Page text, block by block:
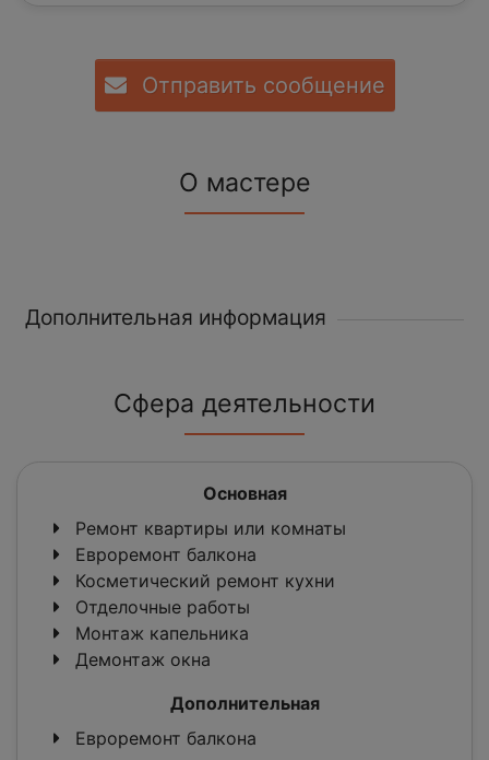
Отправить сообщение
О мастере
Дополнительная информация
Сфера деятельности
Основная
Ремонт квартиры или комнаты
Евроремонт балкона
Косметический ремонт кухни
Отделочные работы
Монтаж капельника
Демонтаж окна
Дополнительная
Евроремонт балкона